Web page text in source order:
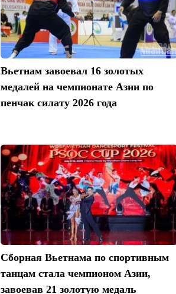
Вьетнам завоевал 16 золотых
медалей на чемпионате Азии по
пенчак силату 2026 года
Сборная Вьетнама по спортивным
танцам стала чемпионом Азии,
завоевав 21 золотую медаль